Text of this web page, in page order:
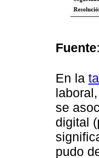
Fuente
En la
se
digital
pudo